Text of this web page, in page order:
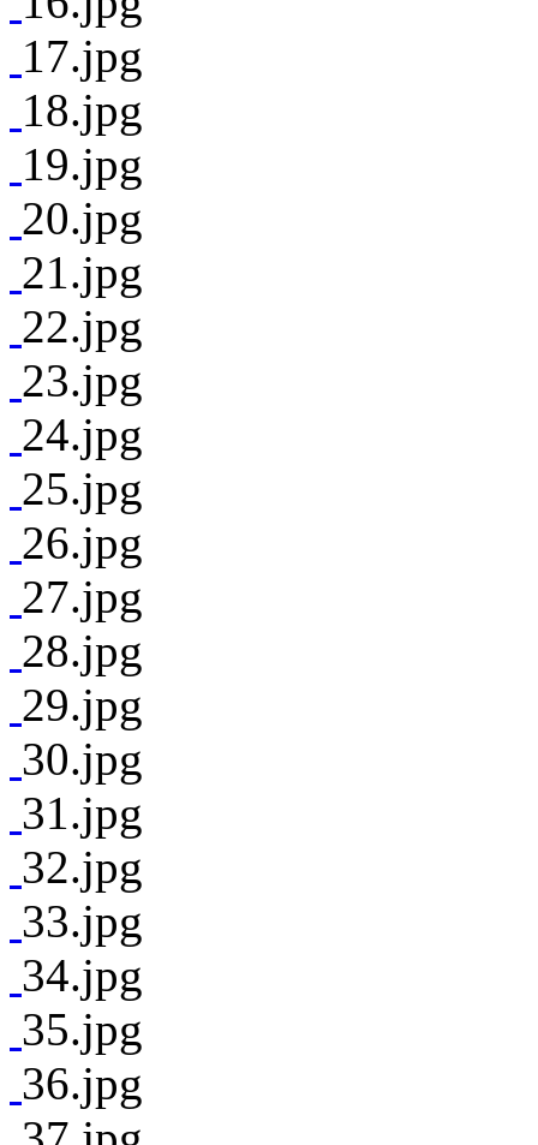
17.jpg
18.jpg
19.jpg
20.jpg
21.jpg
22.jpg
23.jpg
24.jpg
25.jpg
26.jpg
27.jpg
28.jpg
29.jpg
30.jpg
31.jpg
32.jpg
33.jpg
34.jpg
35.jpg
36.jpg